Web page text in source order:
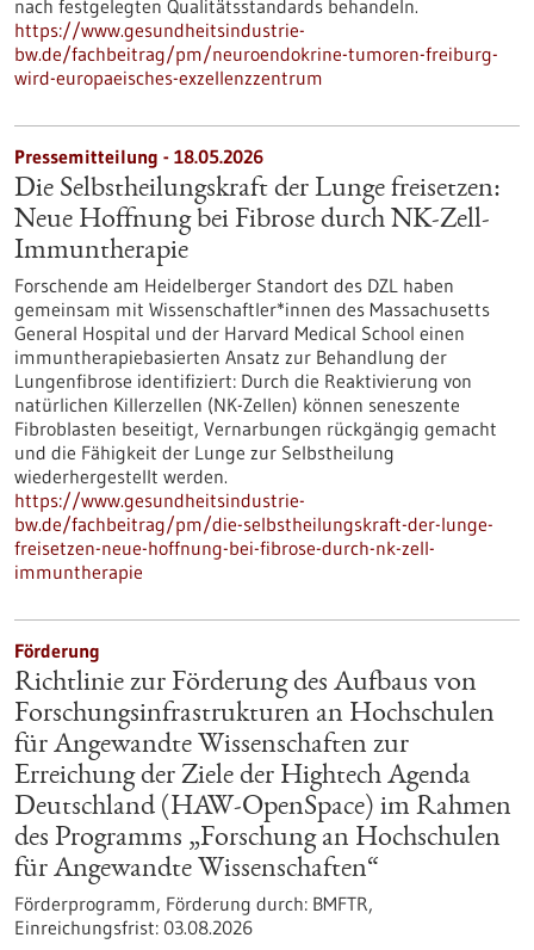
nach festgelegten Qualitätsstandards behandeln.
https://www.gesundheitsindustrie-
bw.de/fachbeitrag/pm/neuroendokrine-tumoren-freiburg-
wird-europaeisches-exzellenzzentrum
Pressemitteilung - 18.05.2026
Die Selbstheilungskraft der Lunge freisetzen:
Neue Hoffnung bei Fibrose durch NK-Zell-
Immuntherapie
Forschende am Heidelberger Standort des DZL haben
gemeinsam mit Wissenschaftler*innen des Massachusetts
General Hospital und der Harvard Medical School einen
immuntherapiebasierten Ansatz zur Behandlung der
Lungenfibrose identifiziert: Durch die Reaktivierung von
natürlichen Killerzellen (NK-Zellen) können seneszente
Fibroblasten beseitigt, Vernarbungen rückgängig gemacht
und die Fähigkeit der Lunge zur Selbstheilung
wiederhergestellt werden.
https://www.gesundheitsindustrie-
bw.de/fachbeitrag/pm/die-selbstheilungskraft-der-lunge-
freisetzen-neue-hoffnung-bei-fibrose-durch-nk-zell-
immuntherapie
Förderung
Richtlinie zur Förderung des Aufbaus von
Forschungsinfrastrukturen an Hochschulen
für Angewandte Wissenschaften zur
Erreichung der Ziele der Hightech Agenda
Deutschland (HAW-OpenSpace) im Rahmen
des Programms „Forschung an Hochschulen
für Angewandte Wissenschaften“
Förderprogramm, Förderung durch: BMFTR,
Einreichungsfrist: 03.08.2026